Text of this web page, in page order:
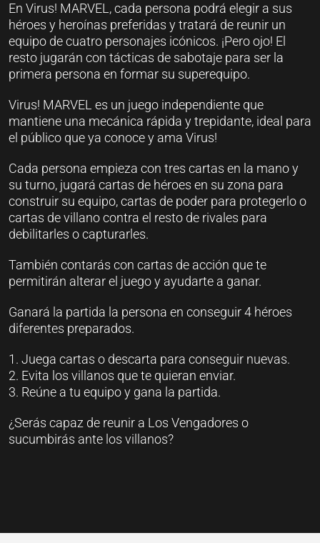
En Virus! MARVEL, cada persona podrá elegir a sus
héroes y heroínas preferidas y tratará de reunir un
equipo de cuatro personajes icónicos. ¡Pero ojo! El
resto jugarán con tácticas de sabotaje para ser la
primera persona en formar su superequipo.
Virus! MARVEL es un juego independiente que
mantiene una mecánica rápida y trepidante, ideal para
el público que ya conoce y ama Virus!
Cada persona empieza con tres cartas en la mano y
su turno, jugará cartas de héroes en su zona para
construir su equipo, cartas de poder para protegerlo o
cartas de villano contra el resto de rivales para
debilitarles o capturarles.
También contarás con cartas de acción que te
permitirán alterar el juego y ayudarte a ganar.
Ganará la partida la persona en conseguir 4 héroes
diferentes preparados.
1. Juega cartas o descarta para conseguir nuevas.
2. Evita los villanos que te quieran enviar.
3. Reúne a tu equipo y gana la partida.
¿Serás capaz de reunir a Los Vengadores o
sucumbirás ante los villanos?